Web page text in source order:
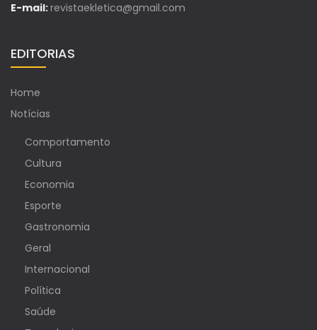
E-mail:revistaekletica@gmail.com
EDITORIAS
Home
Notícias
Comportamento
Cultura
Economia
Esporte
Gastronomia
Geral
Internacional
Política
Saúde